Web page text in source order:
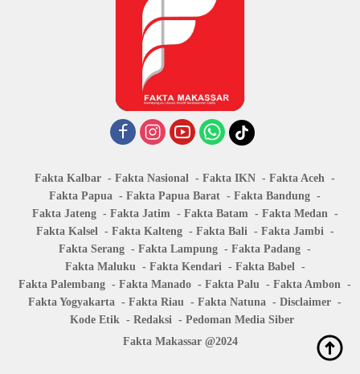
Fakta Kalbar Fakta Nasional Fakta IKN
Fakta Aceh
Fakta Papua
Fakta Papua Barat
Fakta Bandung
Fakta Jateng
Fakta Jatim Fakta Batam
Fakta Medan
Fakta Kalsel
Fakta Kalteng Fakta Bali
Fakta Jambi
Fakta Serang
Fakta Lampung
Fakta Padang
Fakta Maluku
Fakta Kendari
Fakta Babel
Fakta Palembang
Fakta Manado Fakta Palu
Fakta Ambon
Fakta Yogyakarta
Fakta Riau Fakta Natuna
Disclaimer
Kode Etik
Redaksi
Pedoman Media Siber
Fakta Makassar @2024